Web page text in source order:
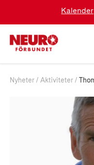
Kalender
Nyheter Aktiviteter